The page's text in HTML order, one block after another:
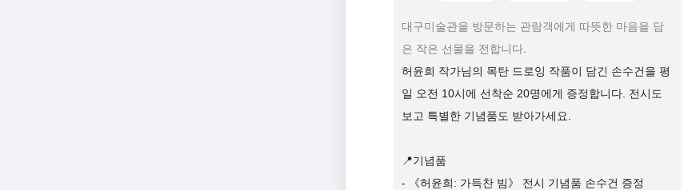
대구미술관을 방문하는 관람객에게 따뜻한 마음을 담
은 작은 선물을 전합니다.
허윤희 작가님의 목탄 드로잉 작품이 담긴 손수건을 평
일 오전 10시에 선착순 20명에게 증정합니다. 전시도
보고 특별한 기념품도 받아가세요.
📍기념품
- 《허윤희: 가득찬 빔》 전시 기념품 손수건 증정